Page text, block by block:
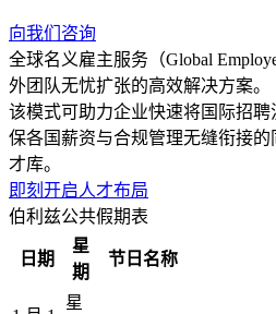
向我们咨询
全球名义雇主服务（Global
外团队无忧扩张的高效解决方案。
该模式可助力企业快速将国际招
保各国薪资与合规管理无缝衔接
才库。
即刻开启人才布局
伯利兹公共假期表
日期
星
期
节日名称
星